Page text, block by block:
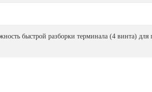
быстрой разборки терминала (4 винта) для